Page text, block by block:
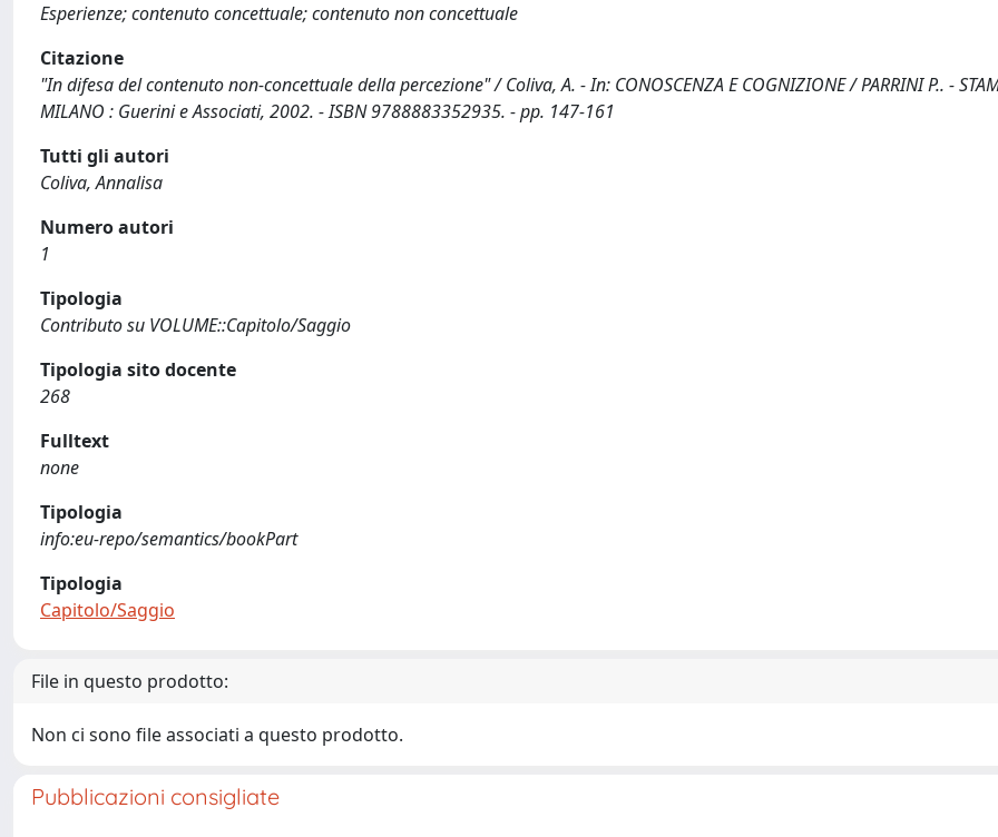
Esperienze; contenuto concettuale; contenuto non concettuale
Citazione
"In difesa del contenuto non-concettuale della percezione" / Coliva, A. - In: CONOSCENZA E COGNIZIONE / PARRINI P.. -
MILANO : Guerini e Associati, 2002. - ISBN 9788883352935. - pp. 147-161
Tutti gli autori
Coliva, Annalisa
Numero autori
1
Tipologia
Contributo su VOLUME::Capitolo/Saggio
Tipologia sito docente
268
Fulltext
none
Tipologia
info:eu-repo/semantics/bookPart
Tipologia
Capitolo/Saggio
File in questo prodotto:
Non ci sono file associati a questo prodotto.
Pubblicazioni consigliate